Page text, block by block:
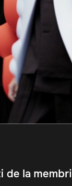
de la membri